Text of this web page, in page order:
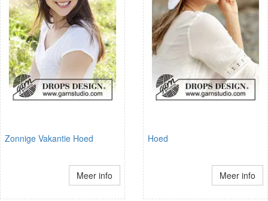
Zonnige Vakantie Hoed
Meer info
Hoed
Meer info